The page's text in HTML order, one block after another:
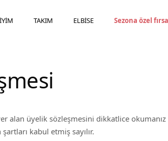
TAKIM ELBİSE Sezona özel
alan üyelik sözleşmesini dikkatlice
kabul etmiş sayılır.